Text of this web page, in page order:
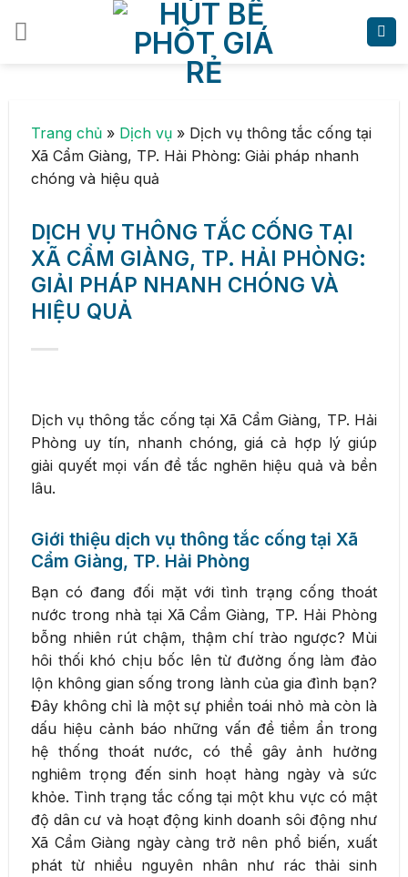
Trang chủ » Dịch vụ » Dịch vụ thông tắc cống tại
Xã Cẩm Giàng, TP. Hải Phòng: Giải pháp nhanh
chóng và hiệu quả
DỊCH VỤ THÔNG TẮC CỐNG TẠI
XÃ CẨM GIÀNG, TP. HẢI PHÒNG:
GIẢI PHÁP NHANH CHÓNG VÀ
HIỆU QUẢ
Dịch vụ thông tắc cống tại Xã Cẩm Giàng, TP. Hải
Phòng uy tín, nhanh chóng, giá cả hợp lý giúp
giải quyết mọi vấn đề tắc nghẽn hiệu quả và bền
lâu.
Giới thiệu dịch vụ thông tắc cống tại Xã
Cẩm Giàng, TP. Hải Phòng
Bạn có đang đối mặt với tình trạng cống thoát
nước trong nhà tại Xã Cẩm Giàng, TP. Hải Phòng
bỗng nhiên rút chậm, thậm chí trào ngược? Mùi
hôi thối khó chịu bốc lên từ đường ống làm đảo
lộn không gian sống trong lành của gia đình bạn?
Đây không chỉ là một sự phiền toái nhỏ mà còn là
dấu hiệu cảnh báo những vấn đề tiềm ẩn trong
hệ thống thoát nước, có thể gây ảnh hưởng
nghiêm trọng đến sinh hoạt hàng ngày và sức
khỏe. Tình trạng tắc cống tại một khu vực có mật
độ dân cư và hoạt động kinh doanh sôi động như
Xã Cẩm Giàng ngày càng trở nên phổ biến, xuất
phát từ nhiều nguyên nhân như rác thải sinh